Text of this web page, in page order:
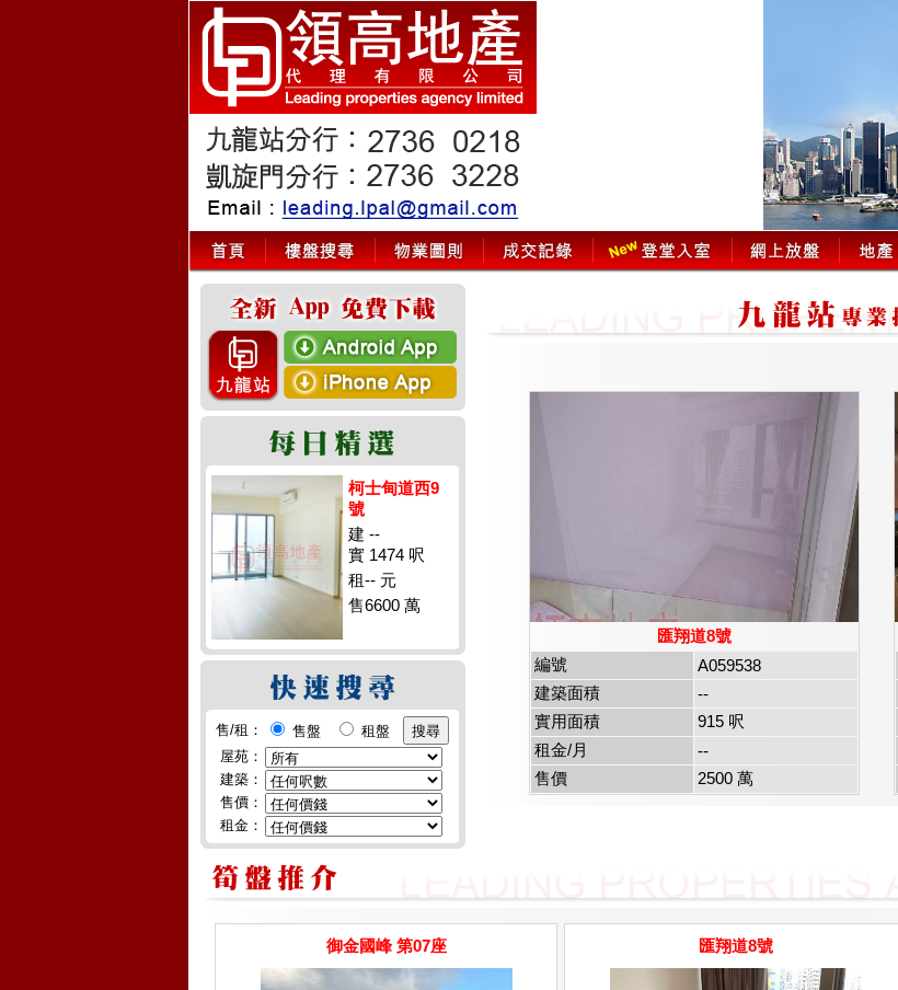
柯士甸道西9
號
建 --
實 1474 呎
租-- 元
售6600 萬
售/租： 售盤
租盤
屋苑：
建築：
售價：
租金：
匯翔道8號
編號
A059538
建築面積
--
實用面積
915 呎
租金/月
--
售價
2500 萬
御金國峰 第07座 匯翔道8號